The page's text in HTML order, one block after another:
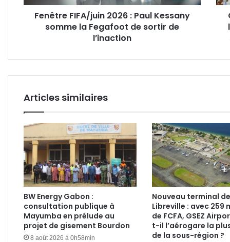
Fegafoot
Fenêtre FIFA/juin 2026 : Paul Kessany
somme la Fegafoot de sortir de
l’inaction
font
jours
Articles similaires
BW Energy Gabon :
consultation publique à
Mayumba en prélude au
projet de gisement Bourdon
8 août 2026 à 0h58min
Nouveau terminal de
Libreville : avec 259
de FCFA, GSEZ
t-il l’aérogare la
de la sous-région ?